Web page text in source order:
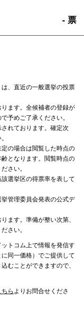
- 票
、直近の一般選挙の投票
ます。全候補者の登録が
予めご了承ください。
れております。確定次
の場合は閲覧した時点の
となります。閲覧時点の
さい。
選挙区の得票率を表して
管理委員会発表の公式デ
ます。準備が整い次第、
さい。
トコム上で情報を発信す
同一価格）でご提供して
むことができますので、
ちら よりお問合せくださ